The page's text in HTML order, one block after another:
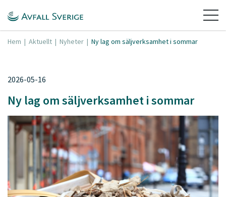
Hem | Aktuellt | Nyheter | Ny lag om säljverksamhet i sommar
2026-05-16
Ny lag om säljverksamhet i sommar